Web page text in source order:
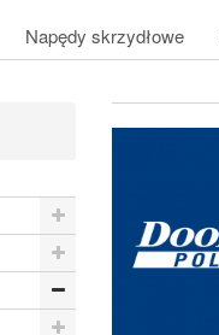
Napędy skrzydłowe